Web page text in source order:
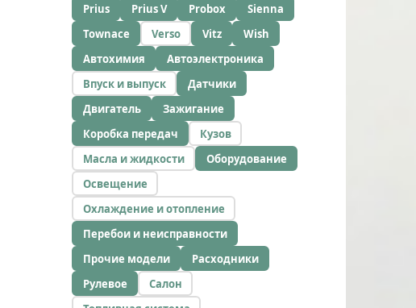
Prius
Prius V Probox
Sienna
Townace
Verso Vitz
Wish
Автохимия
Автоэлектроника
Впуск и выпуск
Датчики
Двигатель
Зажигание
Коробка передач
Кузов
Масла и жидкости
Оборудование
Освещение
Охлаждение и отопление
Перебои и неисправности
Прочие модели
Расходники
Рулевое
Салон